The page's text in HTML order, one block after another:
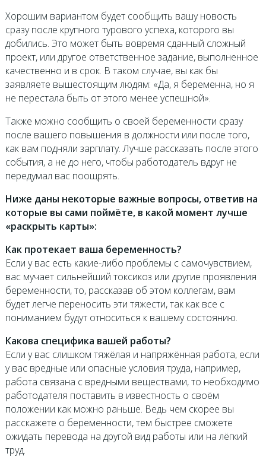
Хорошим вариантом будет сообщить вашу новость
сразу после крупного турового успеха, которого вы
добились. Это может быть вовремя сданный сложный
проект, или другое ответственное задание, выполненное
качественно и в срок. В таком случае, вы как бы
заявляете вышестоящим людям: «Да, я беременна, но я
не перестала быть от этого менее успешной».
Также можно сообщить о своей беременности сразу
после вашего повышения в должности или после того,
как вам подняли зарплату. Лучше рассказать после этого
события, а не до него, чтобы работодатель вдруг не
передумал вас поощрять.
Ниже даны некоторые важные вопросы, ответив на
которые вы сами поймёте, в какой момент лучше
«раскрыть карты»:
Как протекает ваша беременность?
Если у вас есть какие-либо проблемы с самочувствием,
вас мучает сильнейший токсикоз или другие проявления
беременности, то, рассказав об этом коллегам, вам
будет легче переносить эти тяжести, так как все с
пониманием будут относиться к вашему состоянию.
Какова специфика вашей работы?
Если у вас слишком тяжёлая и напряжённая работа, если
у вас вредные или опасные условия труда, например,
работа связана с вредными веществами, то необходимо
работодателя поставить в известность о своём
положении как можно раньше. Ведь чем скорее вы
расскажете о беременности, тем быстрее сможете
ожидать перевода на другой вид работы или на лёгкий
труд.